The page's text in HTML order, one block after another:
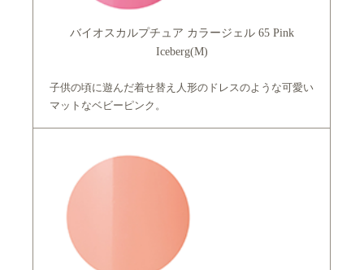
バイオスカルプチュア カラージェル 65 Pink
Iceberg(M)
子供の頃に遊んだ着せ替え人形のドレスのような可愛い
マットなベビーピンク。